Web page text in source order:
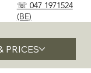
☏ 047 1971524
(BE)
PRICES